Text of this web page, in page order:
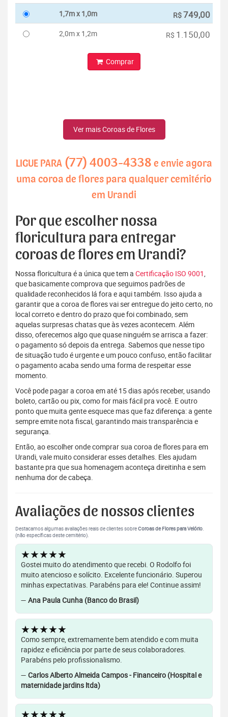
1,7m x 1,0m R$749,00
2,0m x 1,2m R$ 1.150,00
Comprar
Ver mais Coroas de Flores
LIGUE PARA (77) 4003-4338 e envie agora
uma coroa de flores para qualquer cemitério
em Urandi
Por que escolher nossa
floricultura para entregar
coroas de flores em Urandi?
Nossa floricultura é a única que tem a Certificação ISO 9001,
que basicamente comprova que seguimos padrões de
qualidade reconhecidos lá fora e aqui também. Isso ajuda a
garantir que a coroa de flores vai ser entregue do jeito certo, no
local correto e dentro do prazo que foi combinado, sem
aquelas surpresas chatas que às vezes acontecem. Além
disso, oferecemos algo que quase ninguém se arrisca a fazer:
o pagamento só depois da entrega. Sabemos que nesse tipo
de situação tudo é urgente e um pouco confuso, então facilitar
o pagamento acaba sendo uma forma de respeitar esse
momento.
Você pode pagar a coroa em até 15 dias após receber, usando
boleto, cartão ou pix, como for mais fácil pra você. E outro
ponto que muita gente esquece mas que faz diferença: a gente
sempre emite nota fiscal, garantindo mais transparência e
segurança.
Então, ao escolher onde comprar sua coroa de flores para em
Urandi, vale muito considerar esses detalhes. Eles ajudam
bastante pra que sua homenagem aconteça direitinha e sem
nenhuma dor de cabeça.
Avaliações de nossos clientes
Destacamos algumas avaliações reais de clientes sobreCoroas de Flores para Velório.
(não específicas deste cemitério).
★★★★★
Gostei muito do atendimento que recebi. O Rodolfo foi
muito atencioso e solícito. Excelente funcionário. Superou
minhas expectativas. Parabéns para ele! Continue assim!
— Ana Paula Cunha (Banco do Brasil)
★★★★★
Como sempre, extremamente bem atendido e com muita
rapidez e eficiência por parte de seus colaboradores.
Parabéns pelo profissionalismo.
— Carlos Alberto Almeida Campos - Financeiro (Hospital e
maternidade jardins ltda)